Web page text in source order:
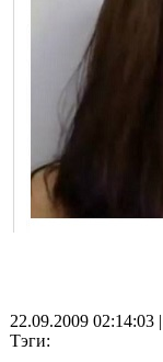
22.09.2009 02:14:03
Тэги: